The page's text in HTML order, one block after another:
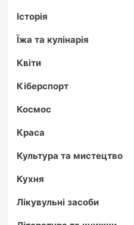
Історія
Їжа та кулінарія
Квіти
Кіберспорт
Космос
Краса
Культура та мистецтво
Кухня
Лікувульні засоби